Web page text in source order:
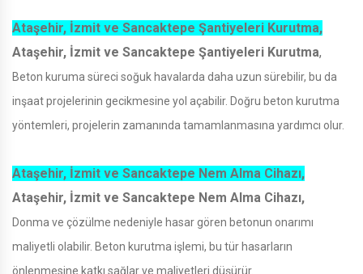
Ataşehir, İzmit ve Sancaktepe Şantiyeleri Kurutma,
Ataşehir, İzmit ve Sancaktepe Şantiyeleri Kurutma,
Beton kuruma süreci soğuk havalarda daha uzun sürebilir, bu da
inşaat projelerinin gecikmesine yol açabilir. Doğru beton kurutma
yöntemleri, projelerin zamanında tamamlanmasına yardımcı olur.
Ataşehir, İzmit ve Sancaktepe Nem Alma Cihazı,
Ataşehir, İzmit ve Sancaktepe Nem Alma Cihazı,
Donma ve çözülme nedeniyle hasar gören betonun onarımı
maliyetli olabilir. Beton kurutma işlemi, bu tür hasarların
önlenmesine katkı sağlar ve maliyetleri düşürür.